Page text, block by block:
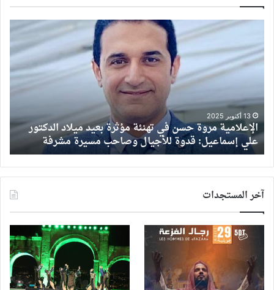
الإعلامية
حسن
في
بعيد
ميلاد
الدكتور
علي
إسماعيل:
قدوة
للأجيال
وصاحب
13 أكتوبر 2025
الإعلامية مروة حسن في تهنئة مؤثرة بعيد ميلاد الدكتور
علي إسماعيل: قدوة للأجيال وصاحب مسيرة مشرفة
آخر المستجدات